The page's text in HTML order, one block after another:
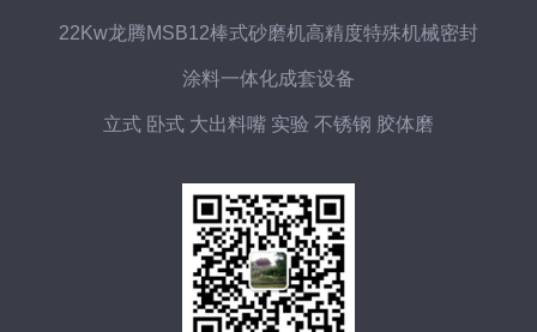
22Kw龙腾MSB12棒式砂磨机高精度特殊机械密封
涂料一体化成套设备
立式 卧式 大出料嘴 实验 不锈钢 胶体磨